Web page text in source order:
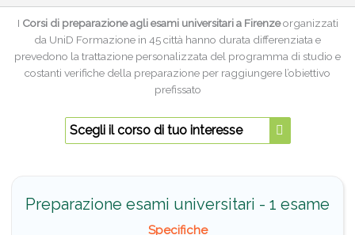
I Corsi di preparazione agli esami universitari a Firenzeorganizzati
da UniD Formazione in 45 città hanno durata differenziata e
prevedono la trattazione personalizzata del programma di studio e
costanti verifiche della preparazione per raggiungere l’obiettivo
prefissato
Scegli il corso di tuo interesse
Preparazione esami universitari - 1 esame
Specifiche